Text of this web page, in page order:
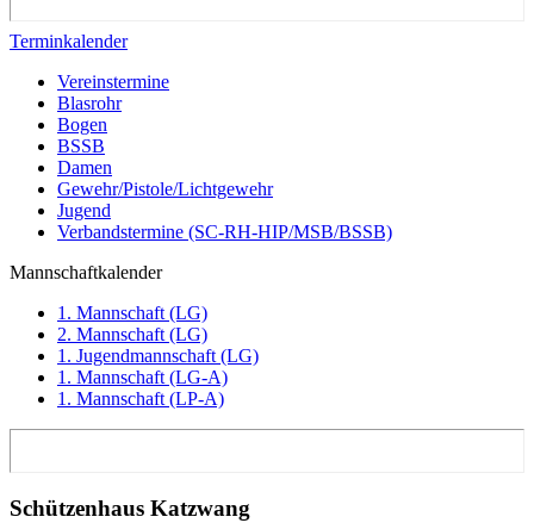
Terminkalender
Vereinstermine
Blasrohr
Bogen
BSSB
Damen
Gewehr/Pistole/Lichtgewehr
Jugend
Verbandstermine (SC-RH-HIP/MSB/BSSB)
Mannschaftkalender
1. Mannschaft (LG)
2. Mannschaft (LG)
1. Jugendmannschaft (LG)
1. Mannschaft (LG-A)
1. Mannschaft (LP-A)
Schützenhaus Katzwang